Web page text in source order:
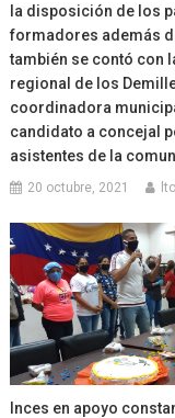
la disposición de los
formadores además
también se contó con
regional de los
coordinadora
candidato a concejal
asistentes de la
20 octubre, 2021
Inces en apoyo